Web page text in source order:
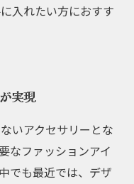
入れたい方におすす
実現
いアクセサリーとな
なファッションアイ
でも最近では、デザ